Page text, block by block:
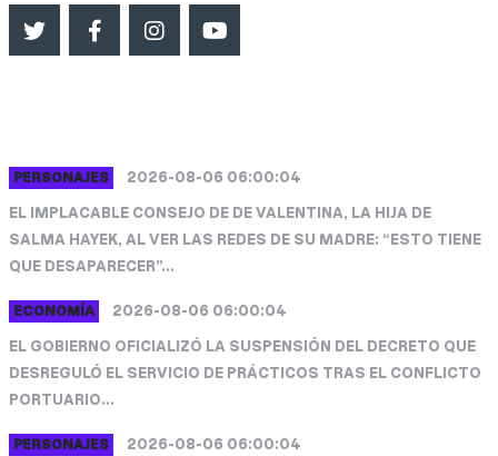
PERSONAJES
2026-08-06 06:00:04
EL IMPLACABLE CONSEJO DE DE VALENTINA, LA HIJA DE
SALMA HAYEK, AL VER LAS REDES DE SU MADRE: “ESTO TIENE
QUE DESAPARECER”...
ECONOMÍA
2026-08-06 06:00:04
EL GOBIERNO OFICIALIZÓ LA SUSPENSIÓN DEL DECRETO QUE
DESREGULÓ EL SERVICIO DE PRÁCTICOS TRAS EL CONFLICTO
PORTUARIO...
PERSONAJES
2026-08-06 06:00:04